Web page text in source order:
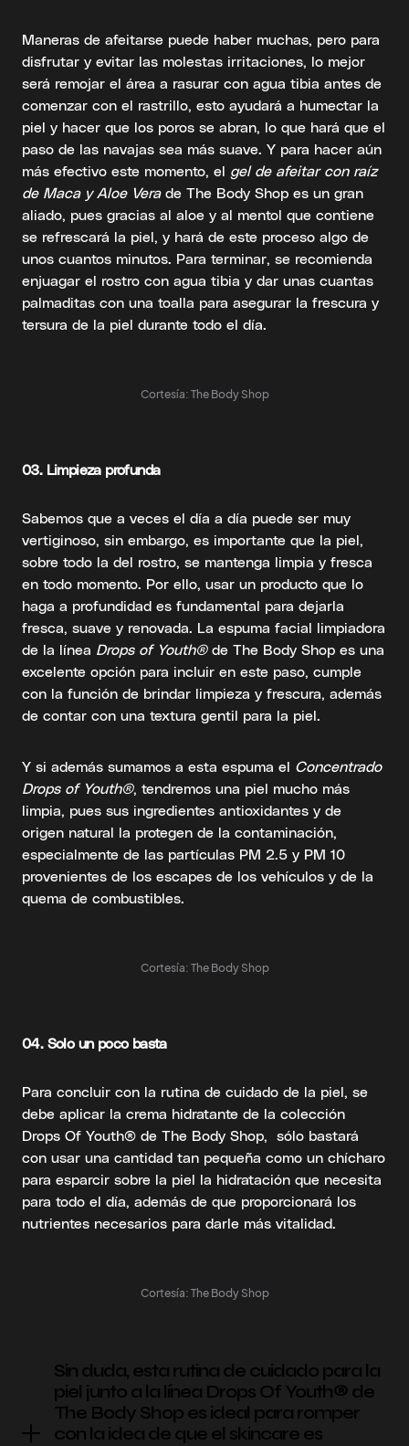
Maneras de afeitarse puede haber muchas, pero para
disfrutar y evitar las molestas irritaciones, lo mejor
será remojar el área a rasurar con agua tibia antes de
comenzar con el rastrillo, esto ayudará a humectar la
piel y hacer que los poros se abran, lo que hará que el
paso de las navajas sea más suave. Y para hacer aún
más efectivo este momento, el gel de afeitar con raíz
de Maca y Aloe Verade The Body Shop es un gran
aliado, pues gracias al aloe y al mentol que contiene
se refrescará la piel, y hará de este proceso algo de
unos cuantos minutos. Para terminar, se recomienda
enjuagar el rostro con agua tibia y dar unas cuantas
palmaditas con una toalla para asegurar la frescura y
tersura de la piel durante todo el día.
Cortesía: The Body Shop
03. Limpieza profunda
Sabemos que a veces el día a día puede ser muy
vertiginoso, sin embargo, es importante que la piel,
sobre todo la del rostro, se mantenga limpia y fresca
en todo momento. Por ello, usar un producto que lo
haga a profundidad es fundamental para dejarla
fresca, suave y renovada. La espuma facial limpiadora
de la línea Drops of Youth®de The Body Shop es una
excelente opción para incluir en este paso, cumple
con la función de brindar limpieza y frescura, además
de contar con una textura gentil para la piel.
Y si además sumamos a esta espuma el Concentrado
Drops of Youth®, tendremos una piel mucho más
limpia, pues sus ingredientes antioxidantes y de
origen natural la protegen de la contaminación,
especialmente de las partículas PM 2.5 y PM 10
provenientes de los escapes de los vehículos y de la
quema de combustibles.
Cortesía: The Body Shop
04. Solo un poco basta
Para concluir con la rutina de cuidado de la piel, se
debe aplicar la crema hidratante de la colección
Drops Of Youth® de The Body Shop, sólo bastará
con usar una cantidad tan pequeña como un chícharo
para esparcir sobre la piel la hidratación que necesita
para todo el día, además de que proporcionará los
nutrientes necesarios para darle más vitalidad.
Cortesía: The Body Shop
Sin duda, esta rutina de cuidado para la
piel junto a la línea Drops Of Youth® de
The Body Shop es ideal para romper
con la idea de que el skincare es